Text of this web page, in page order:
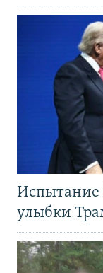
Испытание
улыбки